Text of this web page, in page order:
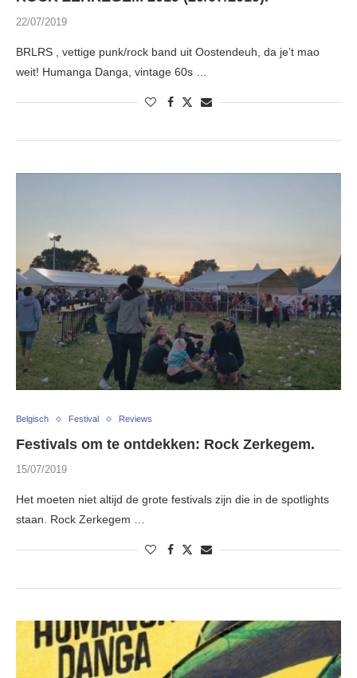
22/07/2019
BRLRS , vettige punk/rock band uit Oostendeuh, da je’t mao
weit! Humanga Danga, vintage 60s …
Belgisch Festival Reviews
Festivals om te ontdekken: Rock Zerkegem.
15/07/2019
Het moeten niet altijd de grote festivals zijn die in de spotlights
staan. Rock Zerkegem …